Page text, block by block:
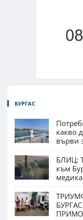
БУРГАС
какво
върви
БЛИЦ:
към